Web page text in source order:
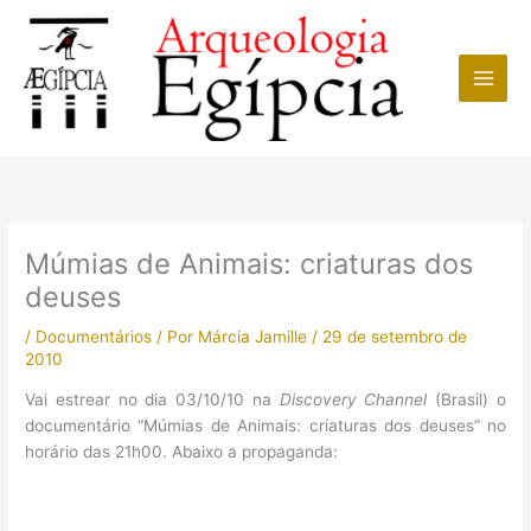
conteúdo
Múmias de Animais: criaturas dos
deuses
/ Documentários / Por Márcia Jamille / 29 de setembro de
2010
Vai estrear no dia 03/10/10 na Discovery Channel (Brasil) o
documentário “Múmias de Animais: criaturas dos deuses” no
horário das 21h00. Abaixo a propaganda: